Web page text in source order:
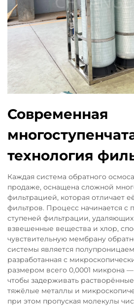
Современная
технология
Каждая система обратного
продаже, оснащена сложной
фильтрацией, которая отличает
фильтров. Процесс начинается с
ступеней фильтрации,
взвешенные вещества и хлор,
чувствительную мембрану
системы является
разработанная с
размером всего 0,0001 микрона
чтобы задерживать
тяжёлые металлы и
при этом пропуская молекулы